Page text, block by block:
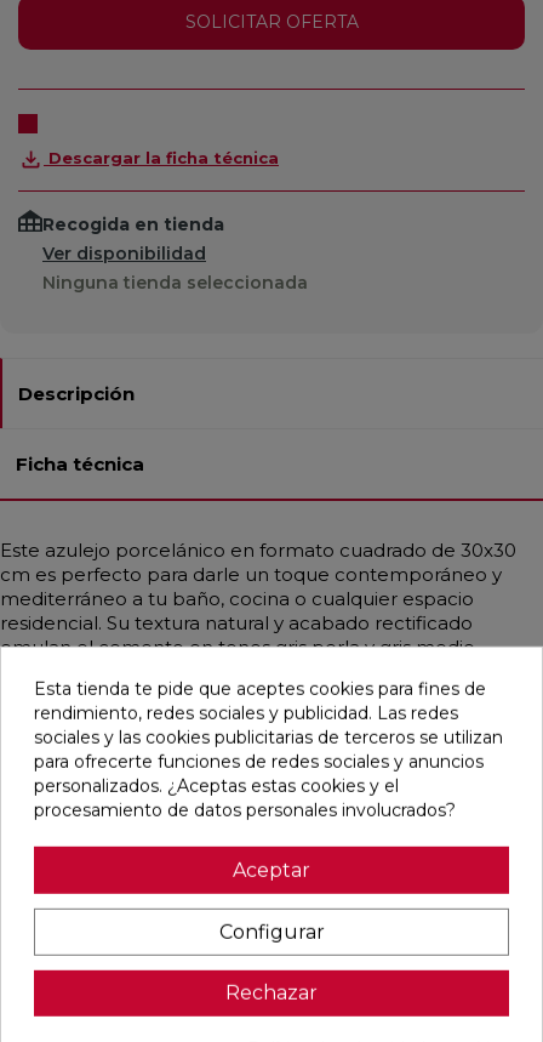
SOLICITAR OFERTA
Descargar la ficha técnica
Recogida en tienda
Ver disponibilidad
Ninguna tienda seleccionada
Descripción
Ficha técnica
Este azulejo porcelánico en formato cuadrado de 30x30
cm es perfecto para darle un toque contemporáneo y
mediterráneo a tu baño, cocina o cualquier espacio
residencial. Su textura natural y acabado rectificado
emulan el cemento en tonos gris perla y gris medio,
enmallado, este producto combina funcionalidad y estilo
en un diseño que se adapta a diversas decoraciones.
Pensamos que te puede interesar
DETROIT
favorite
UNIQ MOON
favorite
CONCEPT
favorite
CONCEPT
favorite
Esta tienda te pide que aceptes cookies para fines de
rendimiento, redes sociales y publicidad. Las redes
sociales y las cookies publicitarias de terceros se utilizan
para ofrecerte funciones de redes sociales y anuncios
personalizados. ¿Aceptas estas cookies y el
procesamiento de datos personales involucrados?
Aceptar
Configurar
Rechazar